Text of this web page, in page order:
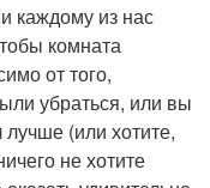
каждому из нас
комната
от того,
убраться, или вы
(или хотите,
не хотите